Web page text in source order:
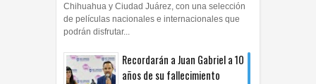
Chihuahua y Ciudad Juárez, con una selección
de películas nacionales e internacionales que
podrán disfrutar...
Recordarán a Juan Gabriel a 10
años de su fallecimiento